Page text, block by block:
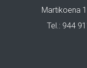
Martikoena
Tel.: 944